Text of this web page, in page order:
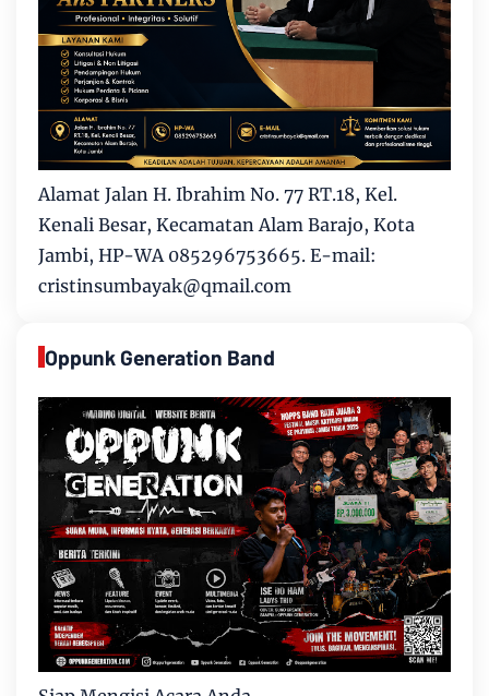
Alamat Jalan H. Ibrahim No. 77 RT.18, Kel.
Kenali Besar, Kecamatan Alam Barajo, Kota
Jambi, HP-WA 085296753665. E-mail:
cristinsumbayak@qmail.com
Oppunk Generation Band